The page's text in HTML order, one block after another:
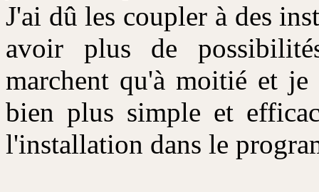
J'ai dû les coupler à des
avoir plus de
marchent qu'à moitié et
bien plus simple et
l'installation dans le